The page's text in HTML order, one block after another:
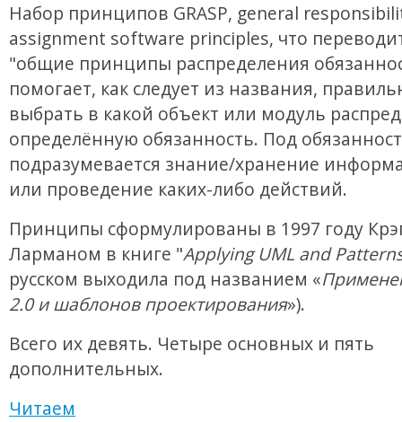
Набор принципов GRASP, general
assignment software principles, что
"общие принципы распределения
помогает, как следует из названия,
выбрать в какой объект или модуль
определённую обязанность. Под
подразумевается знание/хранение
или проведение каких-либо действий.
Принципы сформулированы в 1997 году
Ларманом в книге "Applying UML and
русском выходила под названием «
2.0 и шаблонов проектирования»).
Всего их девять. Четыре основных и пять
дополнительных.
Читаем